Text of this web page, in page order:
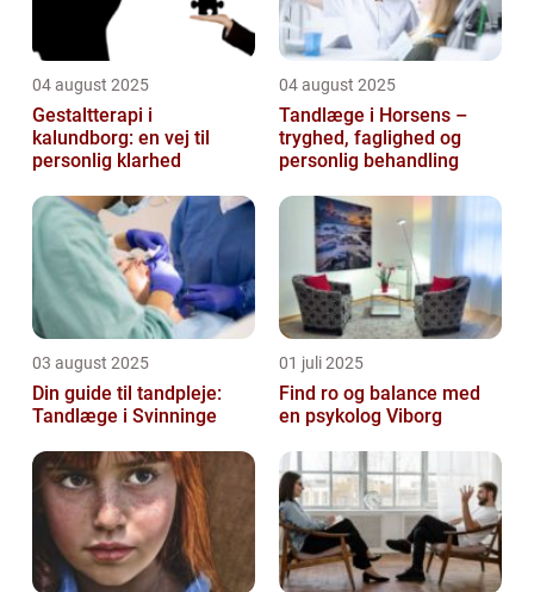
04 august 2025
Gestaltterapi i
kalundborg: en vej til
personlig klarhed
04 august 2025
Tandlæge i Horsens –
tryghed, faglighed og
personlig behandling
03 august 2025
Din guide til tandpleje:
Tandlæge i Svinninge
01 juli 2025
Find ro og balance med
en psykolog Viborg